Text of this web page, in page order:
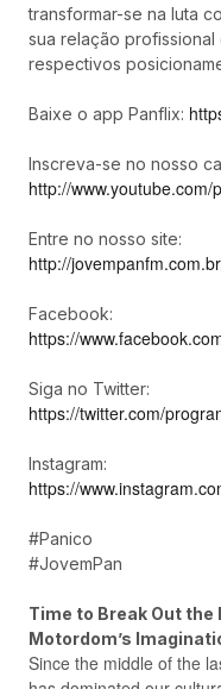
transformar-se na luta
sua relação profissional
respectivos
Baixe o app Panflix:
Inscreva-se no nosso
http://www.youtube.com/
Entre no nosso site:
http://
Facebook:
https://
Siga no Twitter:
https://twitter.com/
Instagram:
https://
#Panico
#JovemPan
Time to Break Out
Motordom’s
Since the middle of the